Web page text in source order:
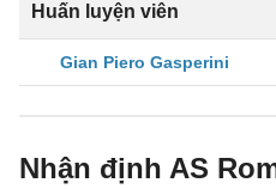
Huấn luyện viên
Gian Piero Gasperini
Nhận định AS